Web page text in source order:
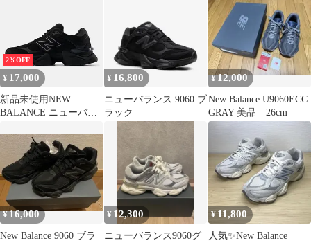
2%OFF
¥ 17,000
新品未使用NEW
BALANCE ニューバラ
U9060ZGE BLACK 男
女兼用
¥ 16,800
ニューバランス 9060 ブ
ラック
¥12,000
New Balance U9060ECC
GRAY 美品 26cm
¥16,000
New Balance 9060 ブラ
¥ 12,300
ニューバランス9060グ
¥ 11,800
人気✨New Balance